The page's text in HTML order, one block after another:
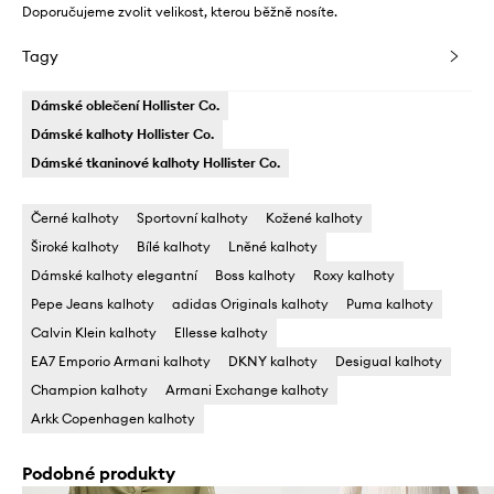
Doporučujeme zvolit velikost, kterou běžně nosíte.
Tagy
Dámské oblečení Hollister Co.
Dámské kalhoty Hollister Co.
Dámské tkaninové kalhoty Hollister Co.
Černé kalhoty Sportovní kalhoty
Kožené kalhoty
Široké kalhoty
Bílé kalhoty
Lněné kalhoty
Dámské kalhoty elegantní
Boss kalhoty
Roxy kalhoty
Pepe Jeans kalhoty
adidas Originals kalhoty
Puma kalhoty
Calvin Klein kalhoty
Ellesse kalhoty
EA7 Emporio Armani kalhoty
DKNY kalhoty
Desigual kalhoty
Champion kalhoty
Armani Exchange kalhoty
Arkk Copenhagen kalhoty
Podobné produkty